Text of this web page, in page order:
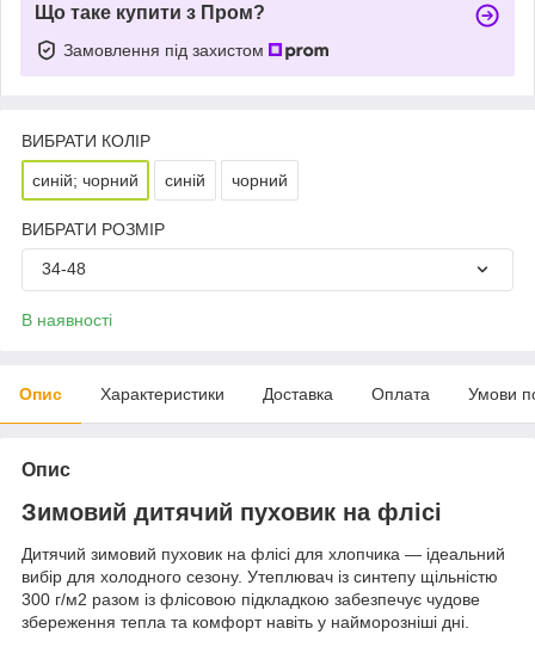
Що таке купити з Пром?
Замовлення під захистом
ВИБРАТИ КОЛІР
синій; чорний синій чорний
ВИБРАТИ РОЗМІР
34-48
В наявності
Опис Характеристики Доставка Оплата Умови
Опис
Зимовий дитячий пуховик на флісі
Дитячий зимовий пуховик на флісі для хлопчика — ідеальний
вибір для холодного сезону. Утеплювач із синтепу щільністю
300 г/м2 разом із флісовою підкладкою забезпечує чудове
збереження тепла та комфорт навіть у найморозніші дні.